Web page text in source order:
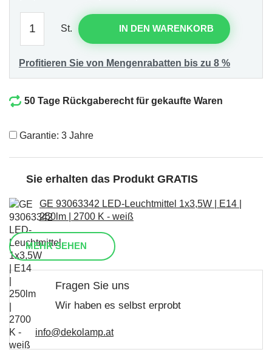
St. IN DEN WARENKORB
Profitieren Sie von Mengenrabatten bis zu 8 %
50 Tage Rückgaberecht für gekaufte Waren
Garantie: 3 Jahre
Sie erhalten das Produkt GRATIS
GE 93063342 LED-Leuchtmittel 1x3,5W | E14 |
250lm | 2700 K - weiß
MEHR SEHEN
Fragen Sie uns
Wir haben es selbst erprobt
info@dekolamp.at